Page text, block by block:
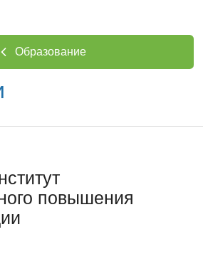
Образование
повышения